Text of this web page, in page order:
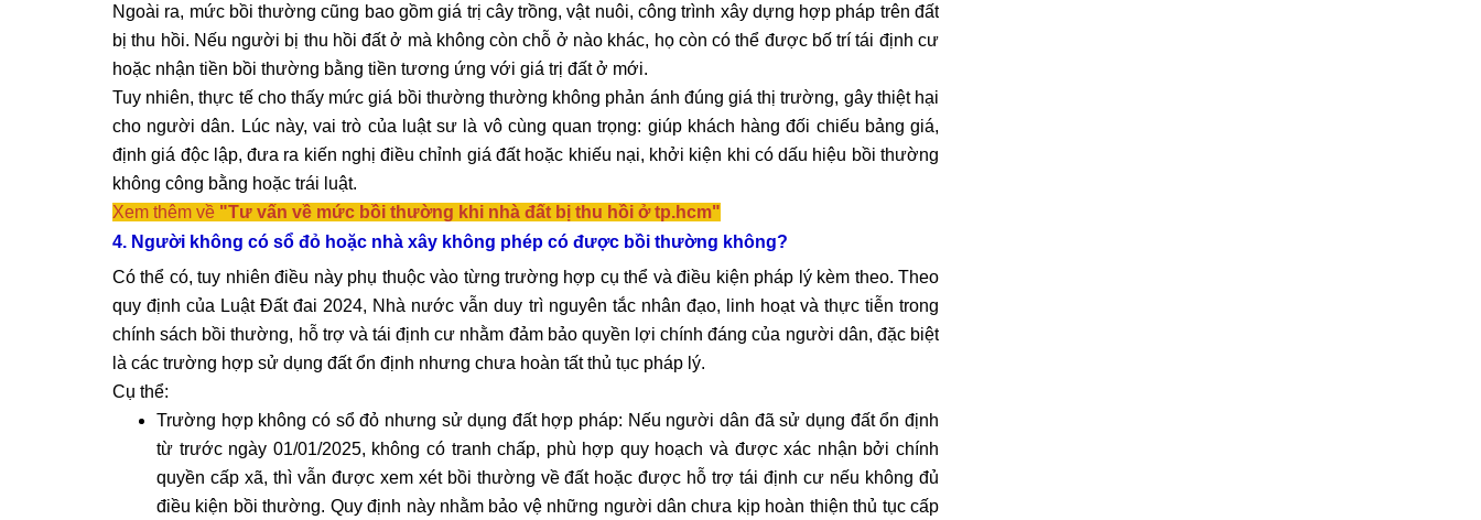
Ngoài ra, mức bồi thường cũng bao gồm giá trị cây trồng, vật nuôi, công trình xây dựng hợp pháp trên đất
bị thu hồi. Nếu người bị thu hồi đất ở mà không còn chỗ ở nào khác, họ còn có thể được bố trí tái định cư
hoặc nhận tiền bồi thường bằng tiền tương ứng với giá trị đất ở mới.
Tuy nhiên, thực tế cho thấy mức giá bồi thường thường không phản ánh đúng giá thị trường, gây thiệt hại
cho người dân. Lúc này, vai trò của luật sư là vô cùng quan trọng: giúp khách hàng đối chiếu bảng giá,
định giá độc lập, đưa ra kiến nghị điều chỉnh giá đất hoặc khiếu nại, khởi kiện khi có dấu hiệu bồi thường
không công bằng hoặc trái luật.
Xem thêm về "Tư vấn về mức bồi thường khi nhà đất bị thu hồi ở tp.hcm"
4. Người không có sổ đỏ hoặc nhà xây không phép có được bồi thường không?
Có thể có, tuy nhiên điều này phụ thuộc vào từng trường hợp cụ thể và điều kiện pháp lý kèm theo. Theo
quy định của Luật Đất đai 2024, Nhà nước vẫn duy trì nguyên tắc nhân đạo, linh hoạt và thực tiễn trong
chính sách bồi thường, hỗ trợ và tái định cư nhằm đảm bảo quyền lợi chính đáng của người dân, đặc biệt
là các trường hợp sử dụng đất ổn định nhưng chưa hoàn tất thủ tục pháp lý.
Cụ thể:
Trường hợp không có sổ đỏ nhưng sử dụng đất hợp pháp: Nếu người dân đã sử dụng đất ổn định
từ trước ngày 01/01/2025, không có tranh chấp, phù hợp quy hoạch và được xác nhận bởi chính
quyền cấp xã, thì vẫn được xem xét bồi thường về đất hoặc được hỗ trợ tái định cư nếu không đủ
điều kiện bồi thường. Quy định này nhằm bảo vệ những người dân chưa kịp hoàn thiện thủ tục cấp